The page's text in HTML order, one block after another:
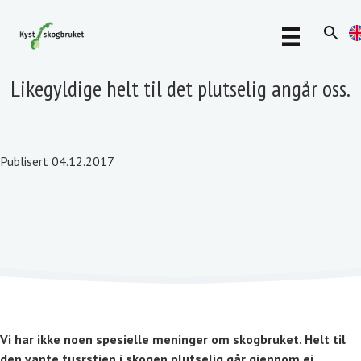
Likegyldige helt til det plutselig angår oss.
Publisert 04.12.2017
Vi har ikke noen spesielle meninger om skogbruket. Helt til